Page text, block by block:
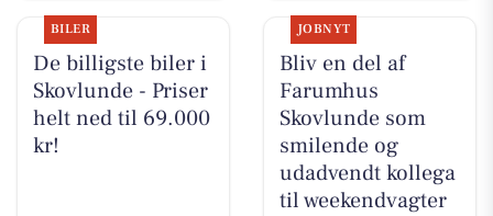
BILER
De billigste biler i
Skovlunde - Priser
helt ned til 69.000
kr!
JOBNYT
Bliv en del af
Farumhus
Skovlunde som
smilende og
udadvendt kollega
til weekendvagter